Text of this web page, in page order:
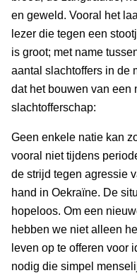
en geweld. Vooral het
lezer die tegen een
is groot; met name
aantal slachtoffers in de
dat het bouwen van een
slachtofferschap:
Geen enkele natie kan
vooral niet tijdens
de strijd tegen agressie
hand in Oekraïne. De
hopeloos. Om een
hebben we niet alleen
leven op te offeren voor
nodig die simpel